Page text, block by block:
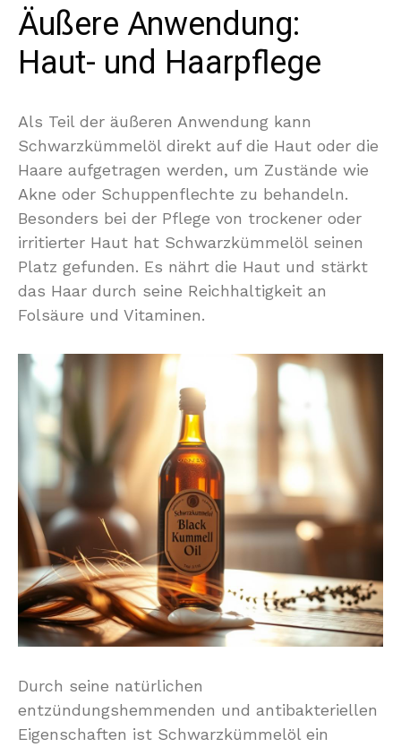
Äußere Anwendung:
Haut- und Haarpflege
Als Teil der äußeren Anwendung kann
Schwarzkümmelöl direkt auf die Haut oder die
Haare aufgetragen werden, um Zustände wie
Akne oder Schuppenflechte zu behandeln.
Besonders bei der Pflege von trockener oder
irritierter Haut hat Schwarzkümmelöl seinen
Platz gefunden. Es nährt die Haut und stärkt
das Haar durch seine Reichhaltigkeit an
Folsäure und Vitaminen.
Durch seine natürlichen
entzündungshemmenden und antibakteriellen
Eigenschaften ist Schwarzkümmelöl ein